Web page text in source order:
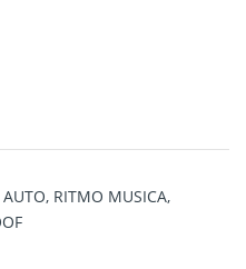
RITMO MUSICA,